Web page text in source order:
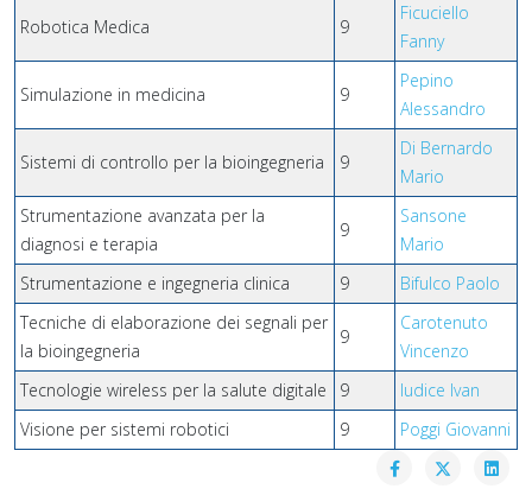
Robotica Medica 9
Ficuciello
Fanny
Simulazione in medicina 9
Pepino
Alessandro
Sistemi di controllo per la bioingegneria 9
Di Bernardo
Mario
Strumentazione avanzata per la
diagnosi e terapia
9
Sansone
Mario
Strumentazione e ingegneria clinica
9
Bifulco Paolo
Tecniche di elaborazione dei segnali per
la bioingegneria
9
Carotenuto
Vincenzo
Tecnologie wireless per la salute digitale
9
Iudice Ivan
Visione per sistemi robotici
9 Poggi Giovanni